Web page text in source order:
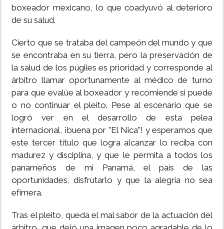
boxeador mexicano, lo que coadyuvó al deterioro
de su salud.
Cierto que se trataba del campeón del mundo y que
se encontraba en su tierra, pero la preservación de
la salud de los púgiles es prioridad y corresponde al
árbitro llamar oportunamente al médico de turno
para que evalúe al boxeador y recomiende si puede
o no continuar el pleito. Pese al escenario que se
logró ver en el desarrollo de esta pelea
internacional, ¡buena por "El Nica"! y esperamos que
este tercer título que logra alcanzar lo reciba con
madurez y disciplina, y que le permita a todos los
panameños de mi Panamá, el país de las
oportunidades, disfrutarlo y que la alegría no sea
efímera.
Tras el pleito, queda el mal sabor de la actuación del